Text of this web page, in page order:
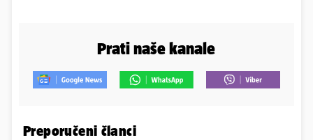
Prati naše kanale
Preporučeni članci